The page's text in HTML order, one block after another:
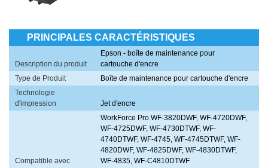
PRINCIPALES CARACTÉRISTIQUES
Description du produit
Epson - boîte de maintenance pour
cartouche d'encre
Type de Produit
Boîte de maintenance pour cartouche d'encre
Technologie
d'impression
Jet d'encre
Compatible avec
WorkForce Pro WF-3820DWF, WF-4720DWF,
WF-4725DWF, WF-4730DTWF, WF-
4740DTWF, WF-4745, WF-4745DTWF, WF-
4820DWF, WF-4825DWF, WF-4830DTWF,
WF-4835, WF-C4810DTWF